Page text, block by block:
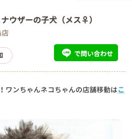
ウザーの子犬（メス♀）
で問い合わせ
ワンちゃんネコちゃんの店舗移動はこ